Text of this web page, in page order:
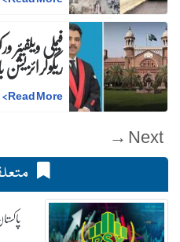
فیملی
Read More
>
Next →